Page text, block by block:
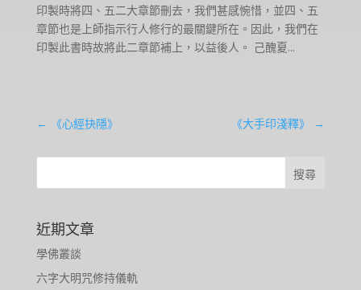
印製時將四、五二大章節刪去，我們甚感惋惜，並四、五
章節也是上師指示行人修行的最關鍵所在。因此，我們在
印製此書時故將此二章節補上，以益後人。 己醜夏...
← 《心經抉隱》 《大手印淺釋》 →
近期文章
學佛叢談
六字大明咒修持儀軌